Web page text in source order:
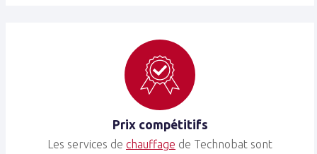
Prix compétitifs
Les services de chauffage de Technobat sont